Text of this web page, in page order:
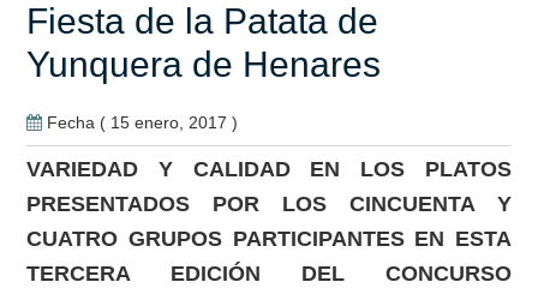
Fiesta de la Patata de
Yunquera de Henares
Fecha ( 15 enero, 2017 )
VARIEDAD Y CALIDAD EN LOS PLATOS
PRESENTADOS POR LOS CINCUENTA Y
CUATRO GRUPOS PARTICIPANTES EN ESTA
TERCERA EDICIÓN DEL CONCURSO